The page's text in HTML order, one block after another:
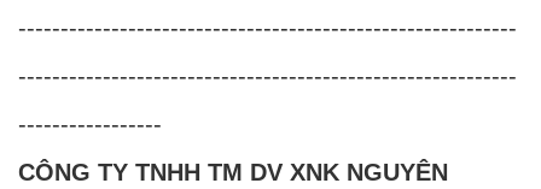
-----------------------------------------------------------
-----------------------------------------------------------
-----------------
CÔNG TY TNHH TM DV XNK NGUYÊN